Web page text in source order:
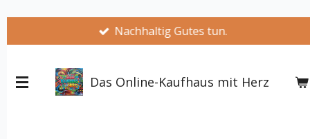
springen
Nachhaltig Gutes tun.
Das Online-Kaufhaus mit Herz